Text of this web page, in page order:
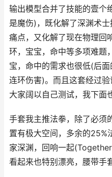
输出模型合并了技能的壹个
是魔伤)，既化解了深渊术
痛点，又化解了现在物理回
环，宝宝，命中等多项难题
宝，命中的需求也很低(后
连环伤害)。而且这套经过验
大家阔以自己测试，我下面
手套我主推法拳，除了必
置有极大空间，多余的25%
家深渊，回响一起
看起来也特别漂亮，腰带手